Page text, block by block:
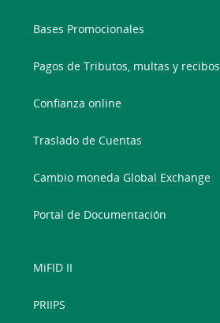
Bases Promocionales
Pagos de Tributos, multas y recibos
Confianza online
Traslado de Cuentas
Cambio moneda Global Exchange
Portal de Documentación
MiFID II
PRIIPS